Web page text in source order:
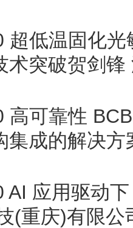
超低温固化
术突破贺剑
高可靠性
集成的解决
AI 应用驱动
(重庆)有限公